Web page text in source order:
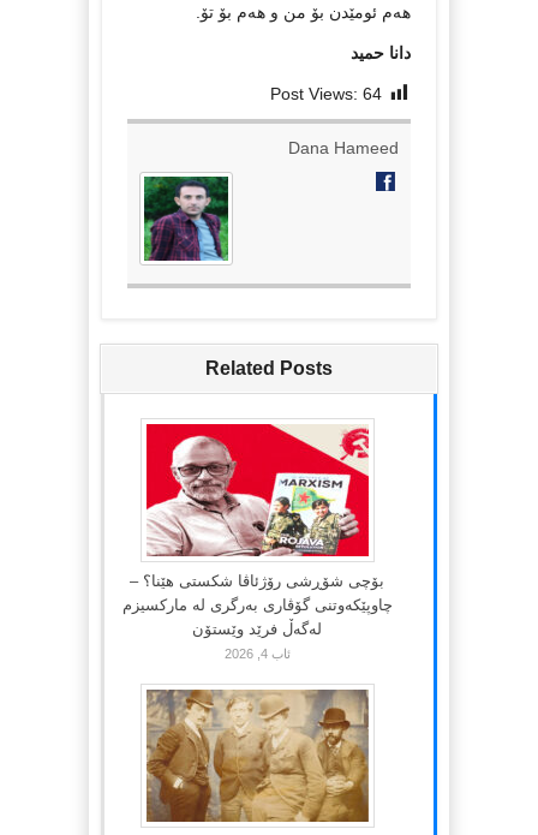
هەم ئومێدن بۆ من و هەم بۆ تۆ.
دانا حمید
Post Views: 64
Dana Hameed
Related Posts
بۆچی شۆڕشی رۆژئاڤا شکستی هێنا؟ –
چاوپێکەوتنی گۆڤاری بەرگری لە مارکسیزم
لەگەڵ فرێد وێستۆن
ئاب 4, 2026